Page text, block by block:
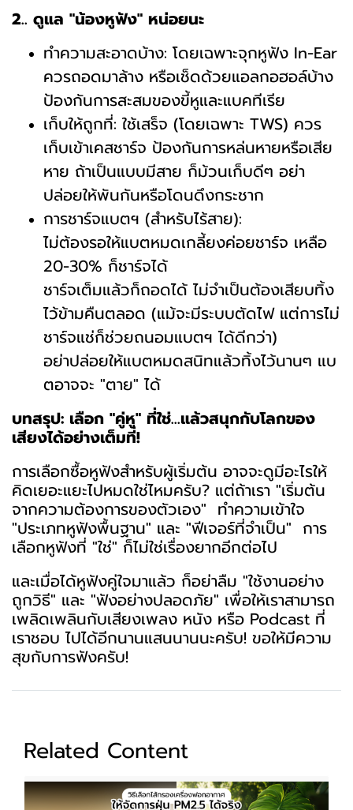
2.. ดูแล "น้องหูฟัง" หน่อยนะ
ทำความสะอาดบ้าง: โดยเฉพาะจุกหูฟัง In-Ear
ควรถอดมาล้าง หรือเช็ดด้วยแอลกอฮอล์บ้าง
ป้องกันการสะสมของขี้หูและแบคทีเรีย
เก็บให้ถูกที่: ใช้เสร็จ (โดยเฉพาะ TWS) ควร
เก็บเข้าเคสชาร์จ ป้องกันการหล่นหายหรือเสีย
หาย ถ้าเป็นแบบมีสาย ก็ม้วนเก็บดีๆ อย่า
ปล่อยให้พันกันหรือโดนดึงกระชาก
การชาร์จแบตฯ (สำหรับไร้สาย):
ไม่ต้องรอให้แบตหมดเกลี้ยงค่อยชาร์จ เหลือ
20-30% ก็ชาร์จได้
ชาร์จเต็มแล้วก็ถอดได้ ไม่จำเป็นต้องเสียบทิ้ง
ไว้ข้ามคืนตลอด (แม้จะมีระบบตัดไฟ แต่การไม่
ชาร์จแช่ก็ช่วยถนอมแบตฯ ได้ดีกว่า)
อย่าปล่อยให้แบตหมดสนิทแล้วทิ้งไว้นานๆ แบ
ตอาจจะ "ตาย" ได้
บทสรุป: เลือก "คู่หู" ที่ใช่...แล้วสนุกกับโลกของ
เสียงได้อย่างเต็มที่!
การเลือกซื้อหูฟังสำหรับผู้เริ่มต้น อาจจะดูมีอะไรให้
คิดเยอะแยะไปหมดใช่ไหมครับ? แต่ถ้าเรา "เริ่มต้น
จากความต้องการของตัวเอง" ทำความเข้าใจ
"ประเภทหูฟังพื้นฐาน" และ "ฟีเจอร์ที่จำเป็น" การ
เลือกหูฟังที่ "ใช่" ก็ไม่ใช่เรื่องยากอีกต่อไป
และเมื่อได้หูฟังคู่ใจมาแล้ว ก็อย่าลืม "ใช้งานอย่าง
ถูกวิธี" และ "ฟังอย่างปลอดภัย" เพื่อให้เราสามารถ
เพลิดเพลินกับเสียงเพลง หนัง หรือ Podcast ที่
เราชอบ ไปได้อีกนานแสนนานนะครับ! ขอให้มีความ
สุขกับการฟังครับ!
Related Content